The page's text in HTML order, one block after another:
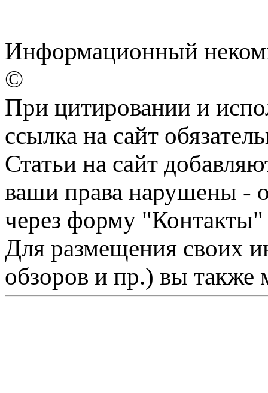
Информационный
©
При цитировании и
ссылка на сайт
Статьи на сайт
ваши права нарушены -
через форму "Контакты"
Для размещения своих
обзоров и пр.) вы также